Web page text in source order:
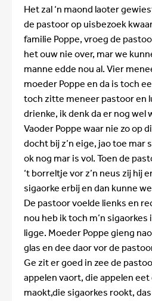
Het zal ‘n maond laoter
de pastoor op uisbezoek
familie Poppe, vroeg de
het ouw nie over, mar we
manne edde nou al. Vier
moeder Poppe en da is toch
toch zitte meneer pastoor en
drienke, ik denk da er nog wel
Vaoder Poppe waar nie zo op
docht bij z’n eige, jao toe mar
ok nog mar is vol. Toen de
‘t borreltje vor z’n neus zij hij
sigaorke erbij en dan kunne
De pastoor voelde lienks en
nou heb ik toch m’n
ligge. Moeder Poppe gieng
glas en dee daor vor de
Ge zit er goed in zee de
appelen vaort, die appelen
maokt,die sigaorkes rookt,